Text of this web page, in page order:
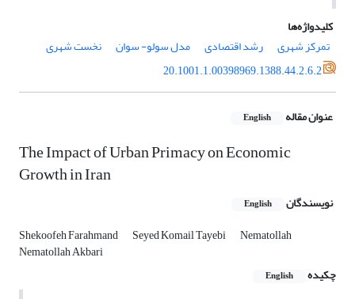
کلیدواژه‌ها
تمرکز شهری
رشد اقتصادی مدل سولو- سوان
نخست شهری
20.1001.1.00398969.1388.44.2.6.2
عنوان مقاله English
The Impact of Urban Primacy on Economic
Growth in Iran
نویسندگان English
Shekoofeh Farahmand Seyed Komail Tayebi Nematollah
Nematollah Akbari
چکیده
English